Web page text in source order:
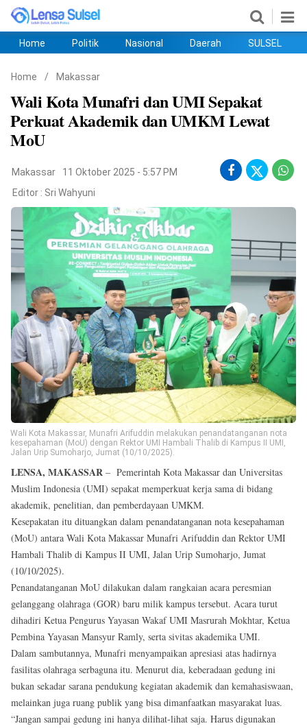
©
Copyright
lensasulsel.com
.
Right
Reserved
Home Politik Nasional Daerah SULSEL
Home / Makassar
Wali Kota Munafri dan UMI Sepakat
Perkuat Akademik dan UMKM Lewat
MoU
Makassar
11 Oktober 2025 - 5:57 PM
Editor : Sri Wahyuni
Wali Kota Makassar, Munafri Arifuddin melakukan penandatanganan nota
kesepahaman (MoU) dengan Rektor UMI Hambali Thalib di Kampus II UMI,
Jalan Urip Sumoharjo, Jumat (10/10/2025).
LENSA, MAKASSAR – Pemerintah Kota Makassar dan Universitas
Muslim Indonesia (UMI) sepakat memperkuat kerja sama di bidang
akademik, penelitian, dan pemberdayaan UMKM.
Kesepakatan itu dituangkan dalam penandatanganan nota kesepahaman
(MoU) antara Wali Kota Makassar Munafri Arifuddin dan Rektor UMI
Hambali Thalib di Kampus II UMI, Jalan Urip Sumoharjo, Jumat
(10/10/2025).
Penandatanganan MoU dilakukan dalam rangkaian acara peresmian
gelanggang olahraga (GOR) baru milik kampus tersebut. Acara turut
dihadiri Ketua Pengurus Yayasan Wakaf UMI Masrurah Mokhtar, Ketua
Pembina Yayasan Mansyur Ramly, serta sivitas akademika UMI.
Dalam sambutannya, Munafri menyampaikan apresiasi atas hadirnya
fasilitas olahraga serbaguna itu. Menurut dia, keberadaan gedung ini
bukan sekadar sarana pendukung kegiatan akademik dan kemahasiswaan,
melainkan juga ruang publik yang bisa dimanfaatkan masyarakat luas.
“Jangan sampai gedung ini hanya dilihat-lihat saja. Harus digunakan